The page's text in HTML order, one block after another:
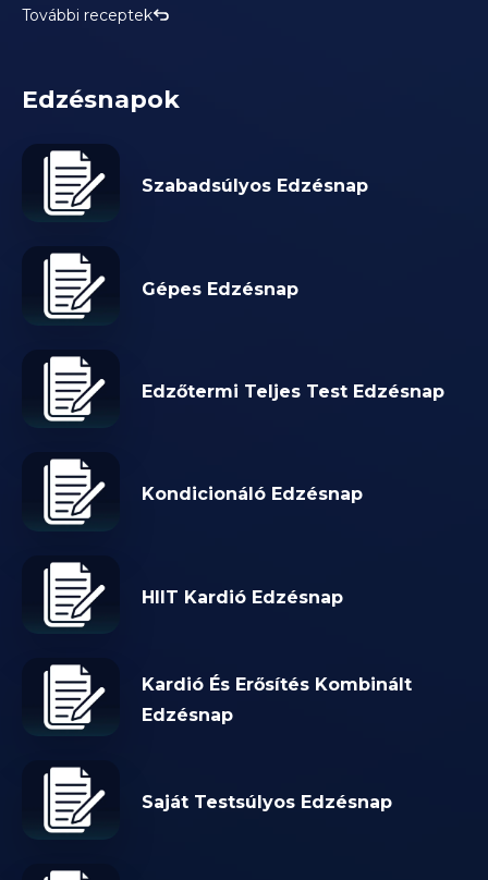
További receptek
Edzésnapok
Szabadsúlyos Edzésnap
Gépes Edzésnap
Edzőtermi Teljes Test Edzésnap
Kondicionáló Edzésnap
HIIT Kardió Edzésnap
Kardió És Erősítés Kombinált
Edzésnap
Saját Testsúlyos Edzésnap